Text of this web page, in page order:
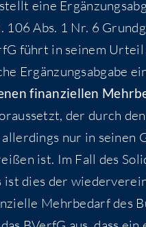
eine
106 Abs. 1 Nr. 6
führt in sei­nem Urteil
Ergän­zungs­ab­ga­be
finan­zi­el­len
der durch den
nur in sei­nen
ist. Im Fall des
ist dies der
Mehr­be­darf des